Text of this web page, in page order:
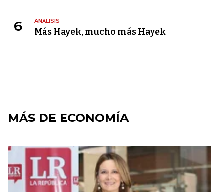
6 ANÁLISIS
Más Hayek, mucho más Hayek
MÁS DE ECONOMÍA